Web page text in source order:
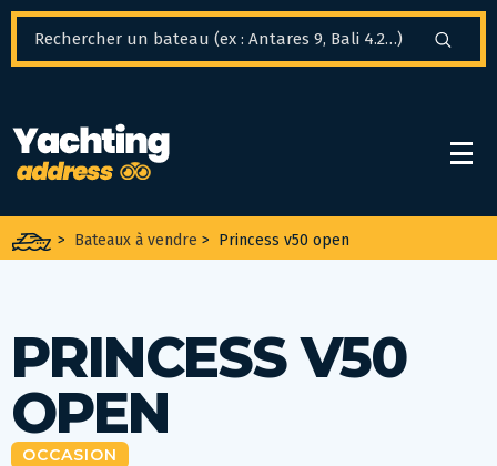
> Bateaux à vendre > Princess v50 open
PRINCESS V50
OPEN
OCCASION
Panneau de gestion des cookies